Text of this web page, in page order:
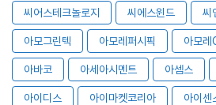
씨어스테크놀로지 씨에스윈드 씨
아모그린텍 아모레퍼시픽 아모레
아바코 아세아시멘트 아셈스
아이디스 아이마켓코리아 아이센